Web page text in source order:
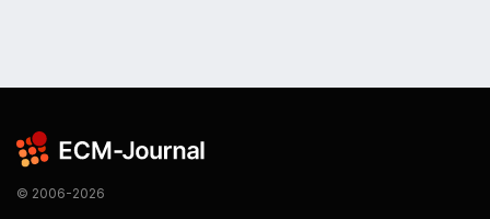
© 2006-2026